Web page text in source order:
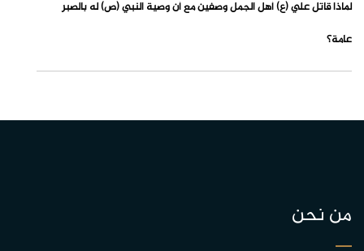
لماذا قاتل علي (ع) أهل الجمل وصفين مع أن وصية النبي (ص) له بالصبر
عامة؟
من نحن